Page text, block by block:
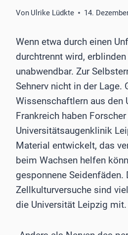
Von Ulrike Lüdkte 14.
Wenn etwa durch einen
durchtrennt wird,
unabwendbar. Zur
Sehnerv nicht in der Lage.
Wissenschaftlern aus den
Frankreich haben
Universitätsaugenklinik
Material entwickelt, das
beim Wachsen helfen
gesponnene Seidenfäden.
Zellkulturversuche sind
die Universität Leipzig mit.